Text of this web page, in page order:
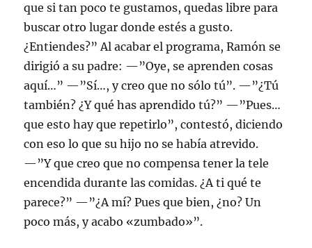
que si tan poco te gustamos, quedas libre para
buscar otro lugar donde estés a gusto.
¿Entiendes?” Al acabar el programa, Ramón se
dirigió a su padre: —”Oye, se aprenden cosas
aquí…” —”Sí…, y creo que no sólo tú”. —”¿Tú
también? ¿Y qué has aprendido tú?” —”Pues…
que esto hay que repetirlo”, contestó, diciendo
con eso lo que su hijo no se había atrevido.
—”Y que creo que no compensa tener la tele
encendida durante las comidas. ¿A ti qué te
parece?” —”¿A mí? Pues que bien, ¿no? Un
poco más, y acabo «zumbado»”.